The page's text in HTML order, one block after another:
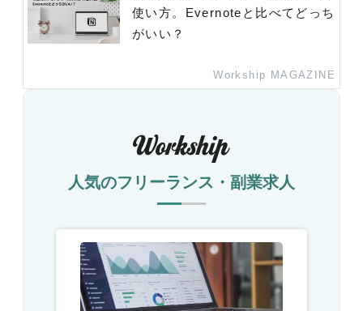
使い方。Evernoteと比べてどっち
がいい？
Workship MAGAZINE
人気のフリーランス・副業求人